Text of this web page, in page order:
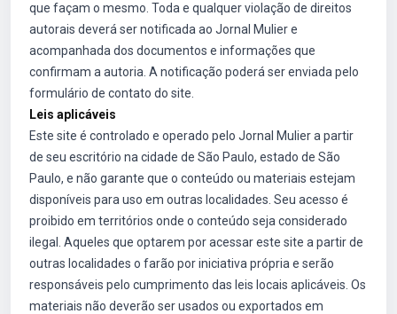
que façam o mesmo. Toda e qualquer violação de direitos
autorais deverá ser notificada ao Jornal Mulier e
acompanhada dos documentos e informações que
confirmam a autoria. A notificação poderá ser enviada pelo
formulário de contato do site.
Leis aplicáveis
Este site é controlado e operado pelo Jornal Mulier a partir
de seu escritório na cidade de São Paulo, estado de São
Paulo, e não garante que o conteúdo ou materiais estejam
disponíveis para uso em outras localidades. Seu acesso é
proibido em territórios onde o conteúdo seja considerado
ilegal. Aqueles que optarem por acessar este site a partir de
outras localidades o farão por iniciativa própria e serão
responsáveis pelo cumprimento das leis locais aplicáveis. Os
materiais não deverão ser usados ou exportados em